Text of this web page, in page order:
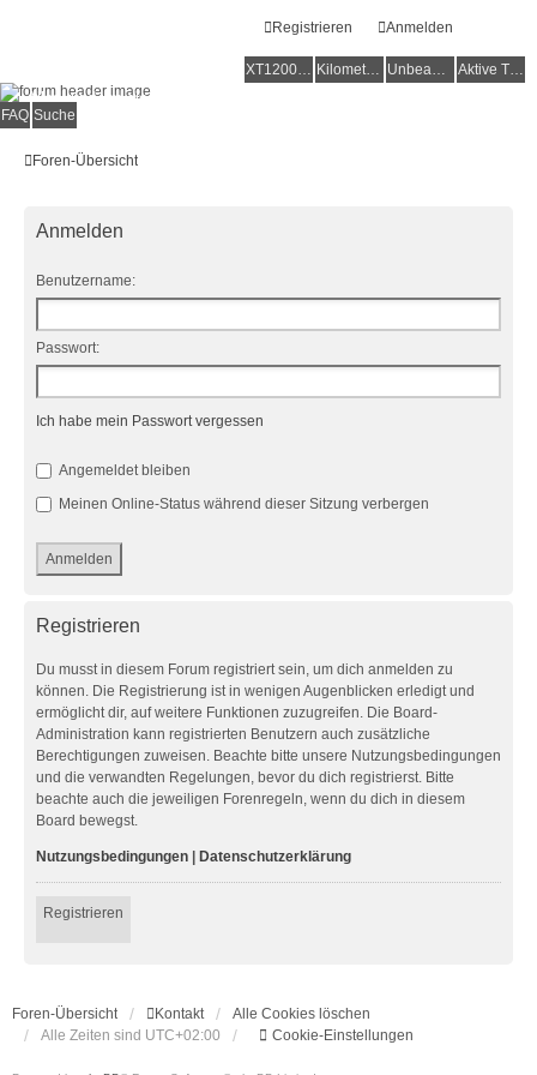
Anmelden
Registrieren
XT1200Z-Wiki Kilometerstatistik Unbeantwortete Themen Aktive Themen
Alles rund um die Yamaha XT1200Z Super Ténéré
FAQ Suche
Foren-Übersicht
Anmelden
Benutzername:
Passwort:
Ich habe mein Passwort vergessen
Angemeldet bleiben
Meinen Online-Status während dieser Sitzung verbergen
Registrieren
Du musst in diesem Forum registriert sein, um dich anmelden zu
können. Die Registrierung ist in wenigen Augenblicken erledigt und
ermöglicht dir, auf weitere Funktionen zuzugreifen. Die Board-
Administration kann registrierten Benutzern auch zusätzliche
Berechtigungen zuweisen. Beachte bitte unsere Nutzungsbedingungen
und die verwandten Regelungen, bevor du dich registrierst. Bitte
beachte auch die jeweiligen Forenregeln, wenn du dich in diesem
Board bewegst.
Nutzungsbedingungen Datenschutzerklärung
Registrieren
Foren-Übersicht Kontakt
Alle Cookies löschen
Alle Zeiten sind UTC+02:00 Cookie-Einstellungen